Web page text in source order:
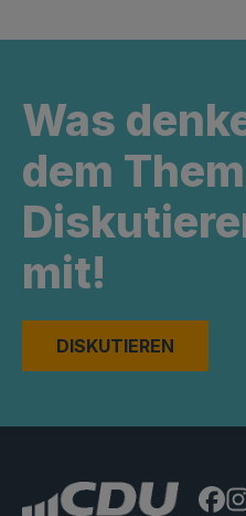
Was
dem
mit!
DISKUTIEREN